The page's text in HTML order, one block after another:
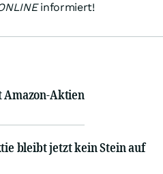
informiert!
Amazon-Aktien
bleibt jetzt kein Stein auf